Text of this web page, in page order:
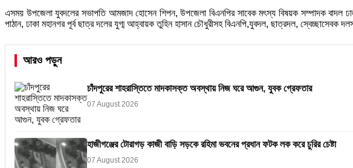
এসময় উপজেলা যুবদলের সভাপতি আমজাদ হোসেন শিপন, উপজেলা বিএনপির সাবেক মৎস্য বিষয়ক সম্পাদক বাদল
পাঠান, ঢাকা মহানগর পূর্ব ছাত্র দলের যুগ্ম আহ্বায়ক তুহিন হাসান চৌধুরীসহ বিএনপি,যুবদল, ছাত্রদল, স্বেচ্ছাসেবক
আরও পড়ুন
চাঁদপুরের শাহরাস্তিতে মাদকাসক্ত অবস্থায় নিজ ঘরে আগুন, যুবক গ্রেফতার
07 August 2026
হাজীগঞ্জের টোরাগড় কাজী বাড়ি সড়কে রহিমা ভবনের প্রধান ফটক লক করে চুরির চেষ্টা
07 August 2026